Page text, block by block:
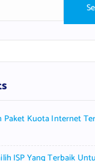
Paket Kuota Internet
ISP Yang Terbaik